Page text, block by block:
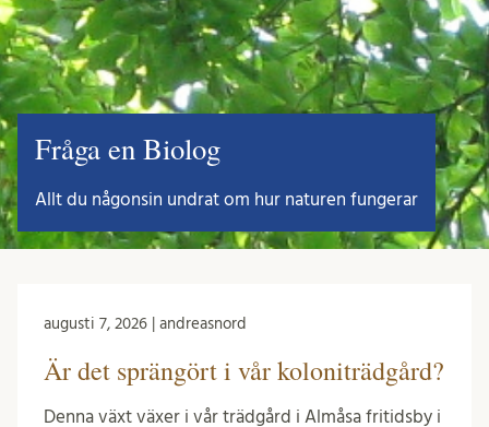
Fråga en Biolog
Allt du någonsin undrat om hur naturen fungerar
augusti 7, 2026 | andreasnord
Är det sprängört i vår koloniträdgård?
Denna växt växer i vår trädgård i Almåsa fritidsby i